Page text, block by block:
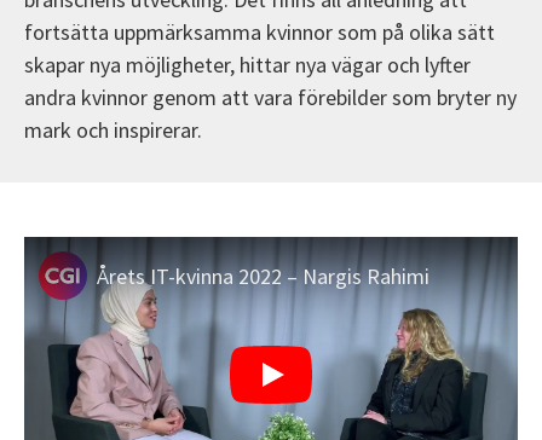
fortsätta uppmärksamma kvinnor som på olika sätt
skapar nya möjligheter, hittar nya vägar och lyfter
andra kvinnor genom att vara förebilder som bryter ny
mark och inspirerar.
Årets IT-kvinna 2022 – Nargis Rahimi